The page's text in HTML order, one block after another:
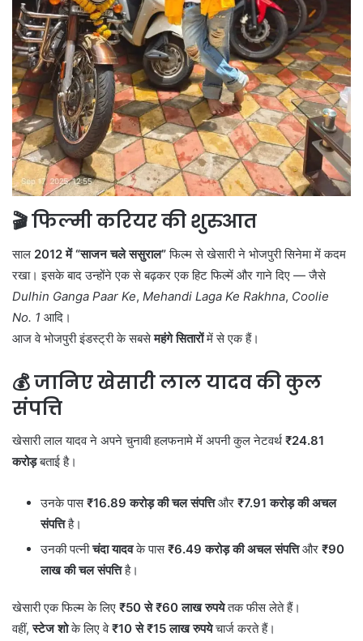
🎬 फिल्मी करियर की शुरुआत
साल 2012 में “साजन चले ससुराल”फिल्म से खेसारी ने भोजपुरी सिनेमा में कदम
रखा। इसके बाद उन्होंने एक से बढ़कर एक हिट फिल्में और गाने दिए — जैसे
Dulhin Ganga Paar Ke, Mehandi Laga Ke Rakhna, Coolie
No. 1 आदि।
आज वे भोजपुरी इंडस्ट्री के सबसेमहंगे सितारोंमें से एक हैं।
💰 जानिए खेसारी लाल यादव की कुल
संपत्ति
खेसारी लाल यादव ने अपने चुनावी हलफनामे में अपनी कुल नेटवर्थ ₹24.81
करोड़बताई है।
उनके पास₹16.89 करोड़ की चल संपत्तिऔर ₹7.91 करोड़ की अचल
संपत्तिहै।
उनकी पत्नीचंदा यादवके पास₹6.49 करोड़ की अचल संपत्तिऔर ₹90
लाख की चल संपत्तिहै।
खेसारी एक फिल्म के लिए ₹50 से ₹60 लाख रुपयेतक फीस लेते हैं।
वहीं,स्टेज शोके लिए वे₹10 से ₹15 लाख रुपयेचार्ज करते हैं।